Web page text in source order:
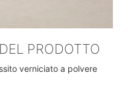
PRODOTTO
verniciato a polvere